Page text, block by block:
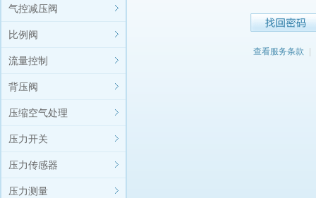
气控减压阀
比例阀
流量控制
背压阀
压缩空气处理
压力开关
压力传感器
压力测量
查看服务条款